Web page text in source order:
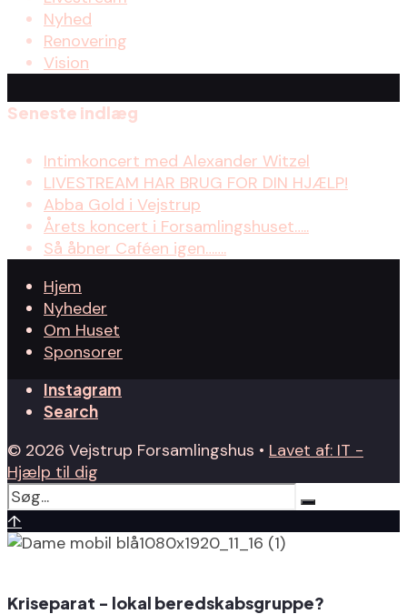
Nyhed
Renovering
Vision
Seneste indlæg
Intimkoncert med Alexander Witzel
LIVESTREAM HAR BRUG FOR DIN HJÆLP!
Abba Gold i Vejstrup
Årets koncert i Forsamlingshuset…..
Så åbner Caféen igen…….
Hjem
Nyheder
Om Huset
Sponsorer
Instagram
Search
© 2026 Vejstrup Forsamlingshus • Lavet af: IT -
Hjælp til dig
↑
Kriseparat - lokal beredskabsgruppe?